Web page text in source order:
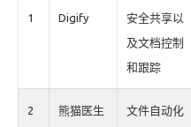
1 Digify
安全共享以
及文档控制
和跟踪
2 熊猫医生
文件自动化